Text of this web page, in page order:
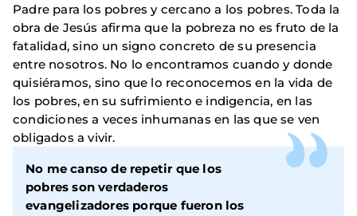
Padre para los pobres y cercano a los pobres. Toda la
obra de Jesús afirma que la pobreza no es fruto de la
fatalidad, sino un signo concreto de su presencia
entre nosotros. No lo encontramos cuando y donde
quisiéramos, sino que lo reconocemos en la vida de
los pobres, en su sufrimiento e indigencia, en las
condiciones a veces inhumanas en las que se ven
obligados a vivir.
No me canso de repetir que los
pobres son verdaderos
evangelizadores porque fueron los